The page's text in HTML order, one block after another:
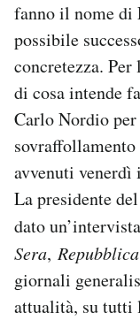
AREA
Area
Newsletter
Notifiche
Regala il Post
Hai bisogno di
Esci
fanno il nome di
possibile
concretezza.
di cosa intende
Carlo Nordio
avvenuti venerdì
La presidente
dato
Sera, Repubblica
giornali
attualità, su tutti